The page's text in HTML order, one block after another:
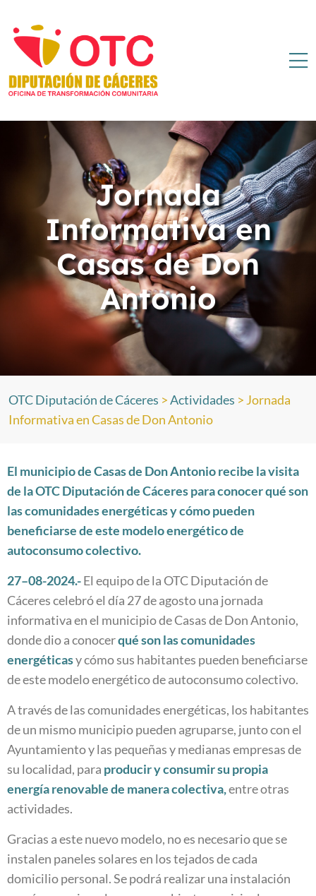
Jornada
Informativa en
Casas de Don
Antonio
OTC Diputación de Cáceres >Actividades > Jornada
Informativa en Casas de Don Antonio
El municipio de Casas de Don Antonio recibe la visita
de la OTC Diputación de Cáceres para conocer qué son
las comunidades energéticas y cómo pueden
beneficiarse de este modelo energético de
autoconsumo colectivo.
27–08-2024.-El equipo de la OTC Diputación de
Cáceres celebró el día 27 de agosto una jornada
informativa en el municipio de Casas de Don Antonio,
donde dio a conocerqué son lascomunidades
energéticasy cómo sus habitantes pueden beneficiarse
de este modelo energético de autoconsumo colectivo.
A través de las comunidades energéticas, los habitantes
de un mismo municipio pueden agruparse, junto con el
Ayuntamiento y las pequeñas y medianas empresas de
su localidad, para producir y consumir su propia
energía renovable de manera colectiva,entre otras
actividades.
Gracias a este nuevo modelo, no es necesario que se
instalen paneles solares en los tejados de cada
domicilio personal. Se podrá realizar una instalación